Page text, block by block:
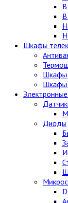
Шкафы
Шкафы
Шкафы
Диоды